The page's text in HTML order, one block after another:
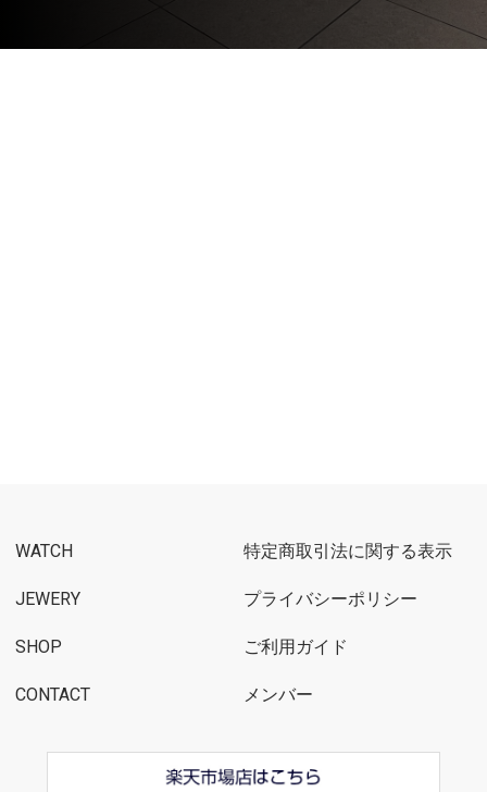
WATCH
JEWERY
SHOP
CONTACT
特定商取引法に関する表示
プライバシーポリシー
ご利用ガイド
メンバー